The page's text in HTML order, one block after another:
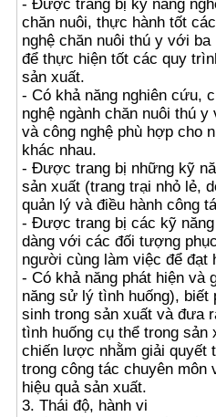
- Được trang bị kỹ năng
chăn nuôi, thực hành tốt
nghệ chăn nuôi thú y với
để thực hiện tốt các quy
sản xuất.
- Có khả năng nghiên cứu,
nghệ ngành chăn nuôi thú
và công nghệ phù hợp cho
khác nhau.
- Được trang bị những kỹ
sản xuất (trang trại nhỏ lẻ,
quản lý và điều hành công
- Được trang bị các kỹ
dàng với các đối tượng
người cùng làm việc để đạt
- Có khả năng phát hiện và
năng sử lý tình huống), biết
sinh trong sản xuất và đưa
tình huống cụ thể trong
chiến lược nhằm giải quyết
trong công tác chuyên môn
hiệu quả sản xuất.
3. Thái độ, hành vi